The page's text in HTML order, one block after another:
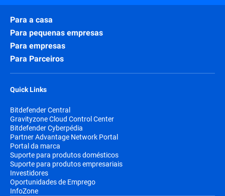
Para a casa
Para pequenas empresas
Para empresas
Para Parceiros
Quick Links
Bitdefender Central
Gravityzone Cloud Control Center
Bitdefender Cyberpédia
Partner Advantage Network Portal
Portal da marca
Suporte para produtos domésticos
Suporte para produtos empresariais
Investidores
Oportunidades de Emprego
InfoZone